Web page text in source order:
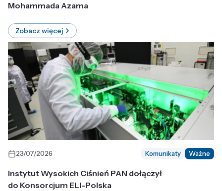
Mohammada Azama
Zobacz więcej
23/07/2026 Komunikaty Ważne
Instytut Wysokich Ciśnień PAN dołączył
do Konsorcjum ELI-Polska